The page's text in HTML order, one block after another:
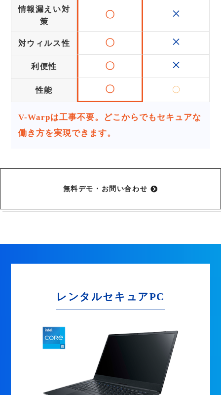
情報漏えい対
策
〇 ×
対ウィルス性 〇 ×
利便性 〇 ×
性能 〇 〇
V-Warpは工事不要。どこからでもセキュアな
働き方を実現できます。
無料デモ・お問い合わせ
レンタルセキュアPC